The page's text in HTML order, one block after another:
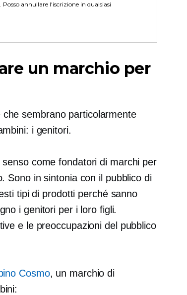
annullare l'iscrizione in qualsiasi
un marchio per
sembrano particolarmente
i genitori.
come fondatori di marchi per
Sono in sintonia con il pubblico di
tipi di prodotti perché sanno
i genitori per i loro figli.
e le preoccupazioni del pubblico
Cosmo, un marchio di